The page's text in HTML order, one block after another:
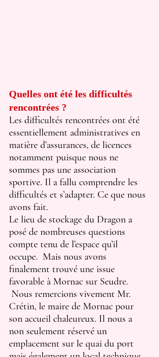
Quelles ont été les difficultés
rencontrées ?
Les difficultés rencontrées ont été
essentiellement administratives en
matière d’assurances, de licences
notamment puisque nous ne
sommes pas une association
sportive. Il a fallu comprendre les
difficultés et s’adapter. Ce que nous
avons fait.
Le lieu de stockage du Dragon a
posé de nombreuses questions
compte tenu de l’espace qu’il
occupe.  Mais nous avons
finalement trouvé une issue
favorable à Mornac sur Seudre.
Nous remercions vivement Mr.
Crétin, le maire de Mornac pour
son accueil chaleureux. Il nous a
non seulement réservé un
emplacement sur le quai du port